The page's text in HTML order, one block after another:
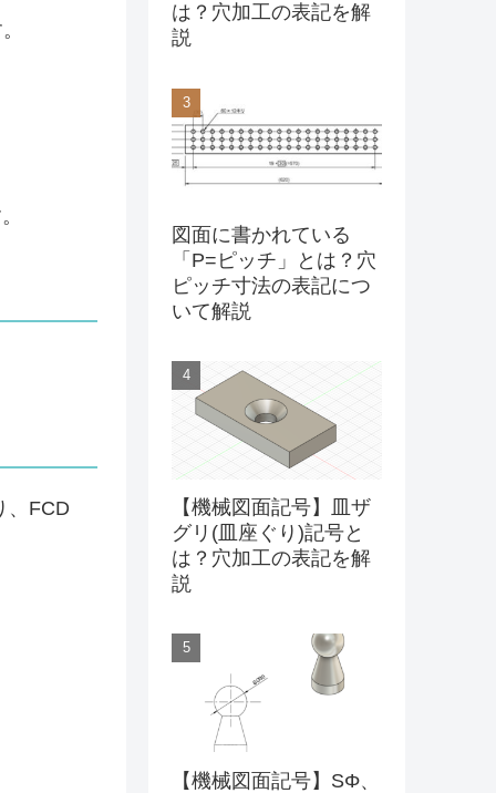
、FCD
は？穴加工の表記を解
説
図面に書かれている
「P=ピッチ」とは？穴
ピッチ寸法の表記につ
いて解説
【機械図面記号】皿ザ
グリ(皿座ぐり)記号と
は？穴加工の表記を解
説
【機械図面記号】SΦ、